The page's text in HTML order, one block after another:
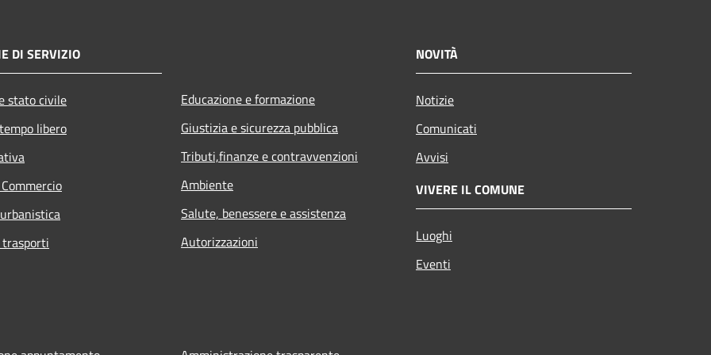
DI SERVIZIO
stato civile
libero
Educazione e formazione
Giustizia e sicurezza pubblica
Tributi,finanze e contravvenzioni
Ambiente
Salute, benessere e assistenza
Autorizzazioni
NOVITÀ
Notizie
Comunicati
Avvisi
VIVERE IL COMUNE
Luoghi
Eventi